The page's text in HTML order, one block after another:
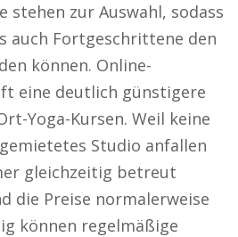
stehen zur Auswahl, sodass
auch Fortgeschrittene den
können. Online-
eine deutlich günstigere
Yoga-Kursen. Weil keine
Studio anfallen
gleichzeitig betreut
die Preise normalerweise
können regelmäßige